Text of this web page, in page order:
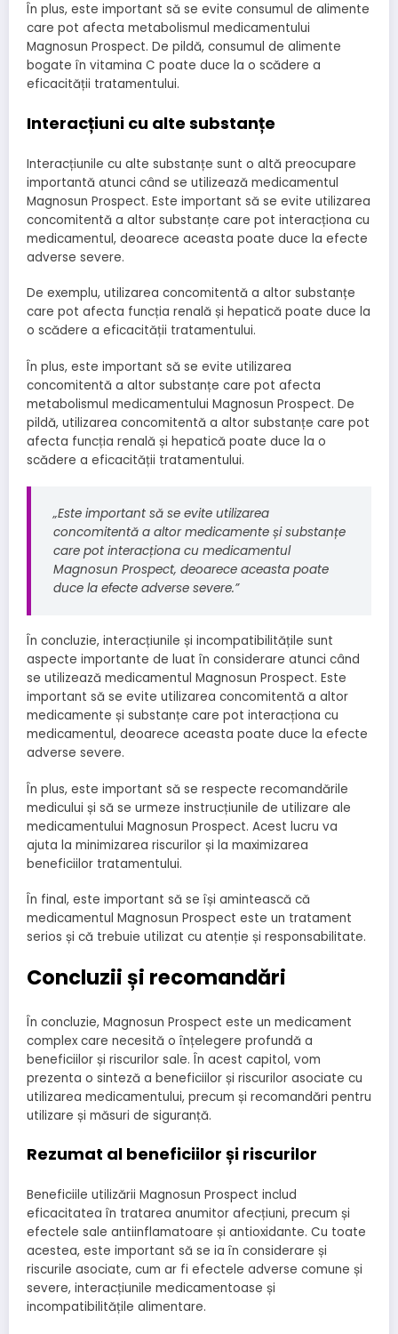
În plus, este important să se evite consumul de alimente
care pot afecta metabolismul medicamentului
Magnosun Prospect. De pildă, consumul de alimente
bogate în vitamina C poate duce la o scădere a
eficacității tratamentului.
Interacțiuni cu alte substanțe
Interacțiunile cu alte substanțe sunt o altă preocupare
importantă atunci când se utilizează medicamentul
Magnosun Prospect. Este important să se evite utilizarea
concomitentă a altor substanțe care pot interacționa cu
medicamentul, deoarece aceasta poate duce la efecte
adverse severe.
De exemplu, utilizarea concomitentă a altor substanțe
care pot afecta funcția renală și hepatică poate duce la
o scădere a eficacității tratamentului.
În plus, este important să se evite utilizarea
concomitentă a altor substanțe care pot afecta
metabolismul medicamentului Magnosun Prospect. De
pildă, utilizarea concomitentă a altor substanțe care pot
afecta funcția renală și hepatică poate duce la o
scădere a eficacității tratamentului.
„Este important să se evite utilizarea
concomitentă a altor medicamente și substanțe
care pot interacționa cu medicamentul
Magnosun Prospect, deoarece aceasta poate
duce la efecte adverse severe.”
În concluzie, interacțiunile și incompatibilitățile sunt
aspecte importante de luat în considerare atunci când
se utilizează medicamentul Magnosun Prospect. Este
important să se evite utilizarea concomitentă a altor
medicamente și substanțe care pot interacționa cu
medicamentul, deoarece aceasta poate duce la efecte
adverse severe.
În plus, este important să se respecte recomandările
medicului și să se urmeze instrucțiunile de utilizare ale
medicamentului Magnosun Prospect. Acest lucru va
ajuta la minimizarea riscurilor și la maximizarea
beneficiilor tratamentului.
În final, este important să se își amintească că
medicamentul Magnosun Prospect este un tratament
serios și că trebuie utilizat cu atenție și responsabilitate.
Concluzii și recomandări
În concluzie, Magnosun Prospect este un medicament
complex care necesită o înțelegere profundă a
beneficiilor și riscurilor sale. În acest capitol, vom
prezenta o sinteză a beneficiilor și riscurilor asociate cu
utilizarea medicamentului, precum și recomandări pentru
utilizare și măsuri de siguranță.
Rezumat al beneficiilor și riscurilor
Beneficiile utilizării Magnosun Prospect includ
eficacitatea în tratarea anumitor afecțiuni, precum și
efectele sale antiinflamatoare și antioxidante. Cu toate
acestea, este important să se ia în considerare și
riscurile asociate, cum ar fi efectele adverse comune și
severe, interacțiunile medicamentoase și
incompatibilitățile alimentare.